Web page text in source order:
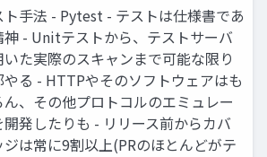
ト手法 - Pytest - テストは仕様書であ
神 - Unitテストから、テストサーバ
いた実際のスキャンまで可能な限り
やる - HTTPやそのソフトウェアはも
ん、その他プロトコルのエミュレー
開発したりも - リリース前からカバ
ジは常に9割以上(PRのほとんどがテ